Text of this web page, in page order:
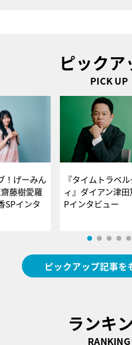
ピックア
PICK UP
！げーみん
藤樹愛羅
SPインタ
『タイムトラベ
ィ』ダイアン津田
Pインタビ
ピックアップ記事を
ランキ
RANKING